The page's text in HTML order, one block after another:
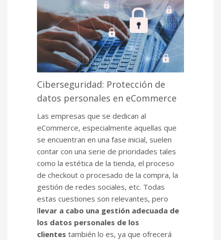
Ciberseguridad: Protección de
datos personales en eCommerce
Las empresas que se dedican al
eCommerce, especialmente aquellas que
se encuentran en una fase inicial, suelen
contar con una serie de prioridades tales
como la estética de la tienda, el proceso
de checkout o procesado de la compra, la
gestión de redes sociales, etc. Todas
estas cuestiones son relevantes, pero
llevar a cabo una gestión adecuada de
los datos personales de los
clientes también lo es, ya que ofrecerá